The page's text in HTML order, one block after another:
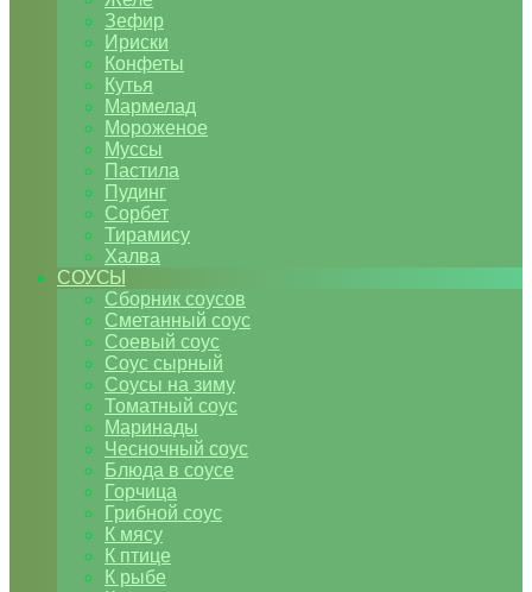
Зефир
Ириски
Конфеты
Кутья
Мармелад
Мороженое
Муссы
Пастила
Пудинг
Сорбет
Тирамису
Халва
СОУСЫ
Сборник соусов
Сметанный соус
Соевый соус
Соус сырный
Соусы на зиму
Томатный соус
Маринады
Чесночный соус
Блюда в соусе
Горчица
Грибной соус
К мясу
К птице
К рыбе